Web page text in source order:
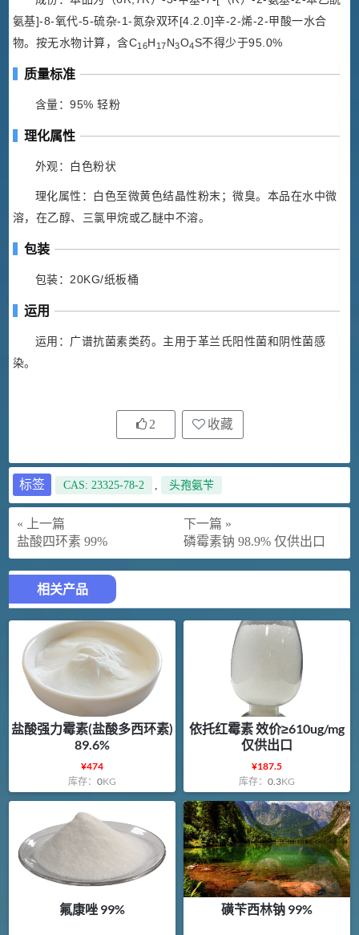
氨基]-8-氧代-5-硫杂-1-氮杂双环[4.2.0]辛-2-烯-2-甲酸一水合
物。按无水物计算，含C16H 17N3O4S不得少于95.0%
质量标准
含量：95% 轻粉
理化属性
外观：白色粉状
理化属性：白色至微黄色结晶性粉末；微臭。本品在水中微
溶，在乙醇、三氯甲烷或乙醚中不溶。
包装
包装：20KG/纸板桶
运用
运用：广谱抗菌素类药。主用于革兰氏阳性菌和阴性菌感
染。
2 收藏
标签 CAS: 23325-78-2 , 头孢氨苄
« 上一篇
盐酸四环素 99%
下一篇 »
磷霉素钠 98.9% 仅供出口
相关产品
盐酸强力霉素(盐酸多西环素)
89.6%
¥474
库存： 0KG
依托红霉素 效价≥610ug/mg
仅供出口
¥187.5
库存：0.3KG
氟康唑 99% 磺苄西林钠 99%